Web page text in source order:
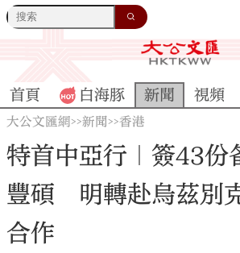
首頁 白海豚 新聞 視頻
大公文匯網>>新聞>>香港
特首中亞行｜簽43份
豐碩 明轉赴烏茲別
合作